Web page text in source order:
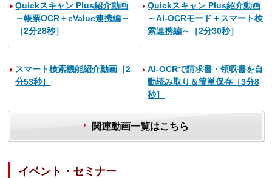
Quickスキャン Plus紹介動画
～帳票OCR＋eValue連携編～
［2分28秒］
Quickスキャン Plus紹介動画
～AI-OCRモード＋スマート検
索連携編～［2分30秒］
スマート検索機能紹介動画［2
分53秒］
AI-OCRで請求書・領収書を自
動読み取り＆簡単保存［3分8
秒］
関連動画一覧はこちら
イベント・セミナー